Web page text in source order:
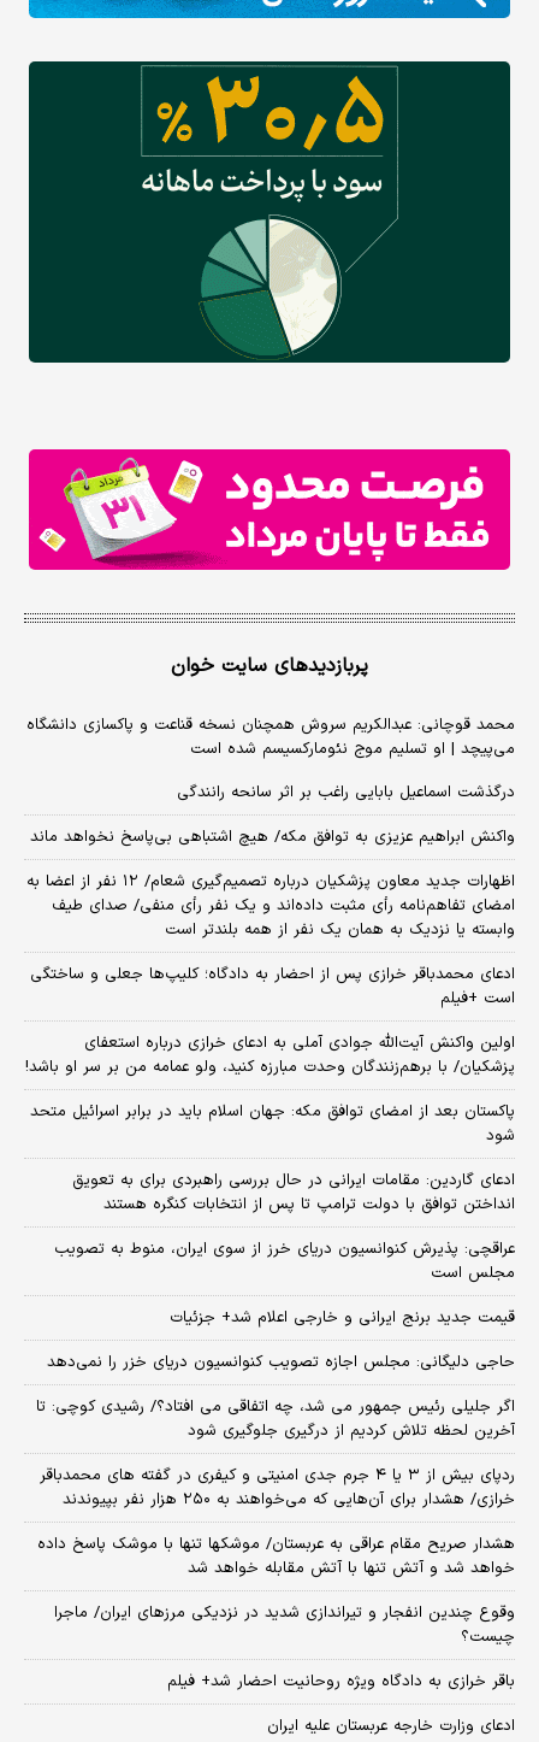
پربازدیدهای سایت خوان
محمد قوچانی: عبدالکریم سروش همچنان نسخه قناعت و پاکسازی دانشگاه
می‌پیچد | او تسلیم موج نئومارکسیسم شده است
درگذشت اسماعیل بابایی راغب بر اثر سانحه رانندگی
واکنش ابراهیم عزیزی به توافق مکه/ هیچ اشتباهی بی‌پاسخ نخواهد ماند
اظهارات جدید معاون پزشکیان درباره تصمیم‌گیری شعام/ ۱۲ نفر از اعضا به
امضای تفاهم‌نامه رأی مثبت داده‌اند و یک نفر رأی منفی/ صدای طیف
وابسته یا نزدیک به همان یک نفر از همه بلندتر است
ادعای محمدباقر خرازی پس از احضار به دادگاه؛ کلیپ‌ها جعلی و ساختگی
است +فیلم
اولین واکنش آیت‌الله جوادی آملی به ادعای خرازی درباره استعفای
پزشکیان/ با برهم‌زنندگان وحدت مبارزه کنید، ولو عمامه من بر سر او باشد!
پاکستان بعد از امضای توافق مکه: جهان اسلام باید در برابر اسرائیل متحد
شود
ادعای گاردین: مقامات ایرانی در حال بررسی راهبردی برای به تعویق
انداختن توافق با دولت ترامپ تا پس از انتخابات کنگره هستند
عراقچی: پذیرش کنوانسیون دریای خرز از سوی ایران، منوط به تصویب
مجلس است
قیمت جدید برنج ایرانی و خارجی اعلام شد+ جزئیات
حاجی دلیگانی: مجلس اجازه تصویب کنوانسیون دریای خزر را نمی‌دهد
اگر جلیلی رئیس جمهور می شد، چه اتفاقی می افتاد؟/ رشیدی کوچی: تا
آخرین لحظه تلاش کردیم از درگیری جلوگیری شود
ردپای بیش از ۳ یا ۴ جرم جدی امنیتی و کیفری در گفته های محمدباقر
خرازی/ هشدار برای آن‌هایی که می‌خواهند به ۲۵۰ هزار نفر بپیوندند
هشدار صریح مقام عراقی به عربستان/ موشکها تنها با موشک پاسخ داده
خواهد شد و آتش تنها با آتش مقابله خواهد شد
وقوع چندین انفجار و تیراندازی شدید در نزدیکی مرز‌های ایران/ ماجرا
چیست؟
باقر خرازی به دادگاه ویژه روحانیت احضار شد+ فیلم
ادعای وزارت خارجه عربستان علیه ایران